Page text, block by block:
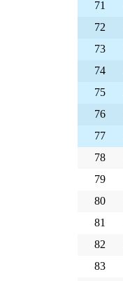
71
72
73
74
75
76
77
78
79
80
81
82
83